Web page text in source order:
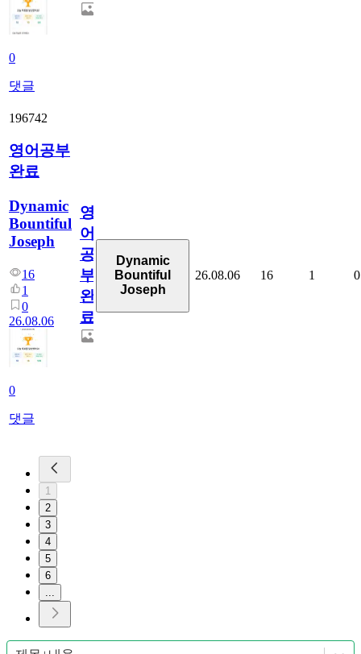
0
댓글
196742
영어공부
완료
Dynamic
Bountiful
Joseph
16
1
0
26.08.06
0
댓글
영
어
공
부
완
료
Dynamic
Bountiful
Joseph
26.08.06 16 1 0
1
2
3
4
5
6